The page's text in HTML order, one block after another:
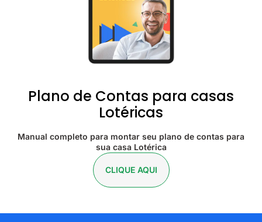
Plano de Contas para casas
Lotéricas
Manual completo para montar seu plano de contas para
sua casa Lotérica
CLIQUE AQUI